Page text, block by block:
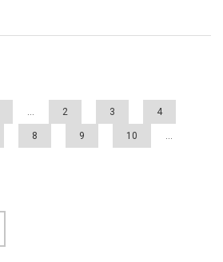
… 2 3 4
8 9 10 …